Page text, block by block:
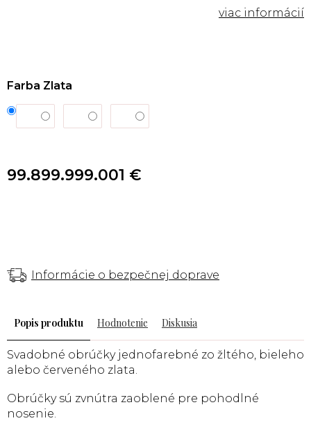
Farba Zlata
Informácie o bezpečnej doprave
99.899.999.001 €
Popis Hodnotenie Diskusia
Svadobné obrúčky jednofarebné zo žltého, bieleho
alebo červeného zlata.
Obrúčky sú zvnútra zaoblené pre pohodlné
nosenie.